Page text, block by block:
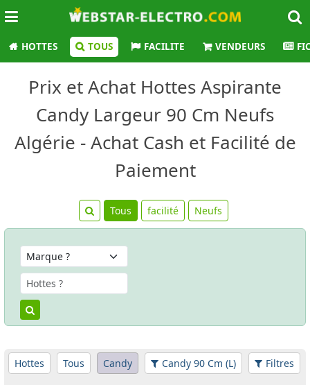
HOTTES TOUS FACILITE VENDEURS
Prix et Achat Hottes Aspirante
Candy Largeur 90 Cm Neufs
Algérie - Achat Cash et Facilité de
Paiement
Tous facilité Neufs
Hottes Tous Candy Candy 90 Cm (L) Filtres